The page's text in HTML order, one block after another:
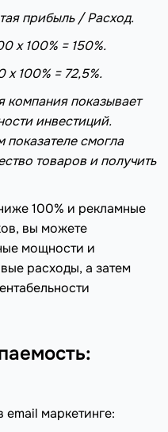
прибыль / Расход.
х 100% = 150%.
х 100% = 72,5%.
показывает
инвестиций.
смогла
товаров и получить
100% и рекламные
вы можете
мощности и
расходы, а затем
email маркетинге: